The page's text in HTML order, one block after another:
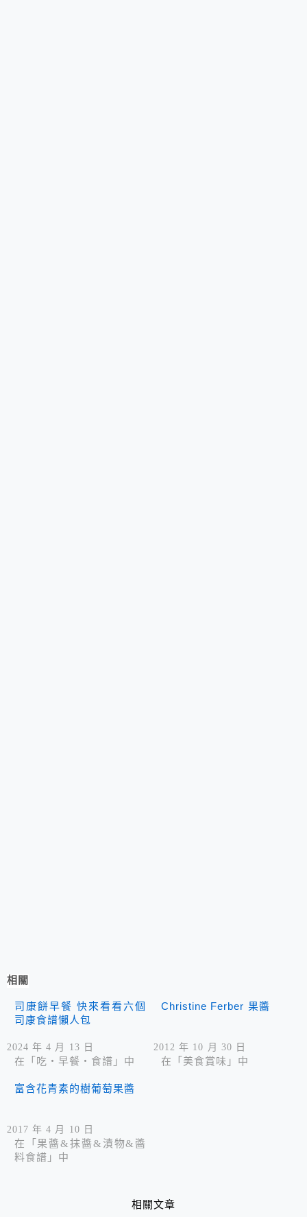
相關
司康餅早餐 快來看看六個
司康食譜懶人包
2024 年 4 月 13 日
在「吃‧早餐‧食譜」中
Christine Ferber 果醬
2012 年 10 月 30 日
在「美食賞味」中
富含花青素的樹葡萄果醬
2017 年 4 月 10 日
在「果醬&抹醬&漬物&醬
料食譜」中
相關文章